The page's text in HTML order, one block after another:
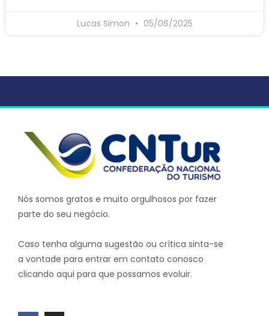
Lucas Simon 05/06/2025
Nós somos gratos e muito orgulhosos por fazer
parte do seu negócio.
Caso tenha alguma sugestão ou crítica sinta-se
a vontade para entrar em contato conosco
clicando aqui para que possamos evoluir.